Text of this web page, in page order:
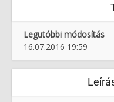
Legutóbbi módosítás
16.07.2016 19:59